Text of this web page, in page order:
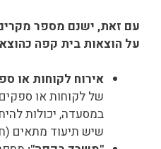
עם זאת, ישנם מספר מקרים
על הוצאות בית קפה
אירוח לקוחות או
של לקוחות או
במסעדה, יכולות
שיש תיעוד מתאים